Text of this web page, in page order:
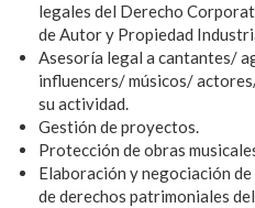
legales del Derecho
de Autor y Propiedad
Asesoría legal a cantantes/
influencers/ músicos/
su actividad.
Gestión de proyectos.
Protección de obras
Elaboración y negociación
de derechos patrimoniales